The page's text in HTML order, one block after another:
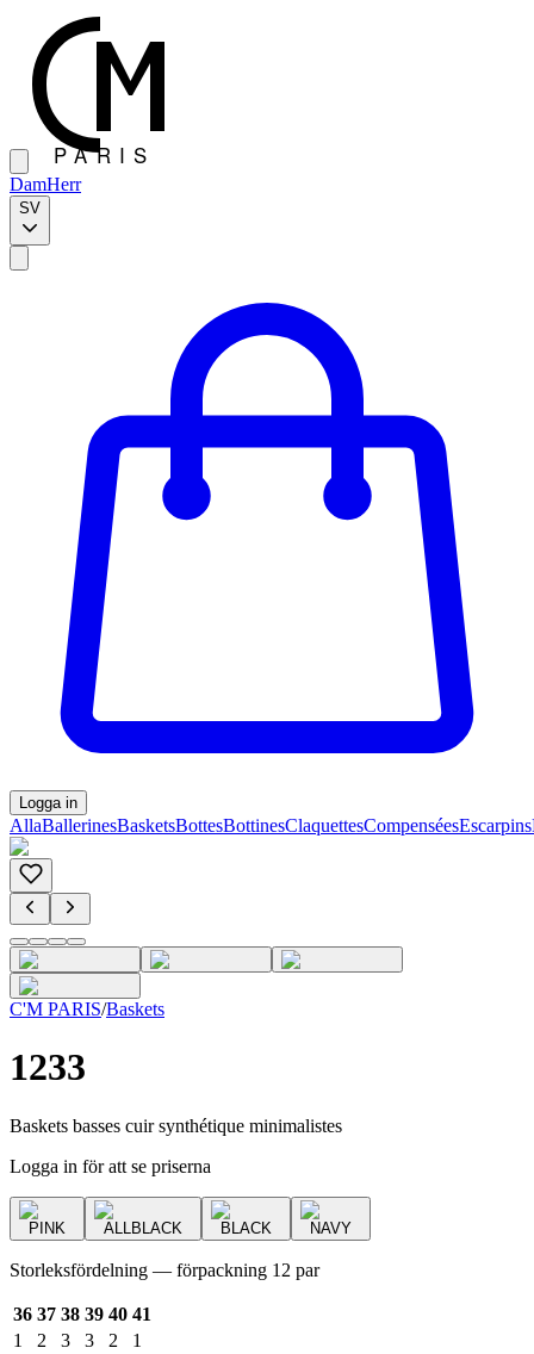
DamHerr
SV
Logga in
AllaBallerinesBasketsBottesBottinesClaquettesCompenséesEscarpins
C'M PARIS/Baskets
1233
Baskets basses cuir synthétique minimalistes
Logga in för att se priserna
PINK ALLBLACK BLACK NAVY
Storleksfördelning — förpackning 12 par
36 37 38 39 40 41
1
2 3 3 2 1